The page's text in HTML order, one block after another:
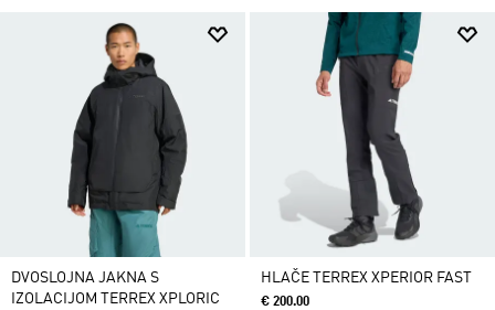
DVOSLOJNA JAKNA S
IZOLACIJOM TERREX XPLORIC
HLAČE TERREX XPERIOR FAST
€ 200.00